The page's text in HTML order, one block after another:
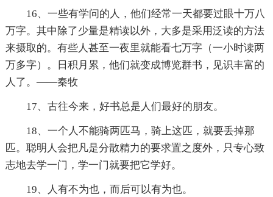
16、一些有学问的人，他们经常一天都要过眼十万八
万字。其中除了少量是精读以外，大多是采用泛读的方法
来摄取的。有些人甚至一夜里就能看七万字（一小时读两
万多字）。日积月累，他们就变成博览群书，见识丰富的
人了。——秦牧
17、古往今来，好书总是人们最好的朋友。
18、一个人不能骑两匹马，骑上这匹，就要丢掉那
匹。聪明人会把凡是分散精力的要求置之度外，只专心致
志地去学一门，学一门就要把它学好。
19、人有不为也，而后可以有为也。